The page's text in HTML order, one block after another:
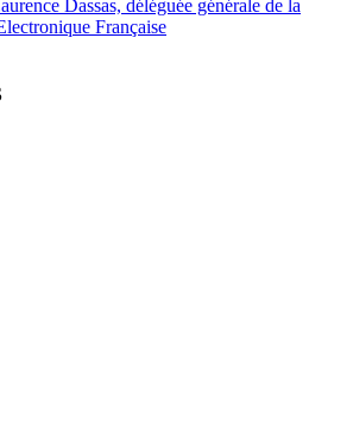
Dassas, déléguée générale de la
Française